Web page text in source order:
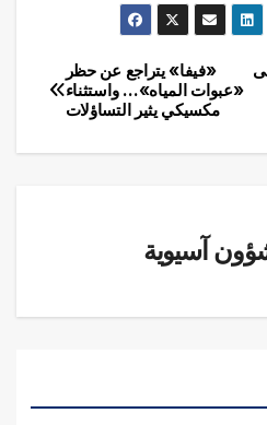
«فيفا» يتراجع عن حظر
«عبوات المياه»… واستثناء
مكسيكي يثير التساؤلات
آسيوية